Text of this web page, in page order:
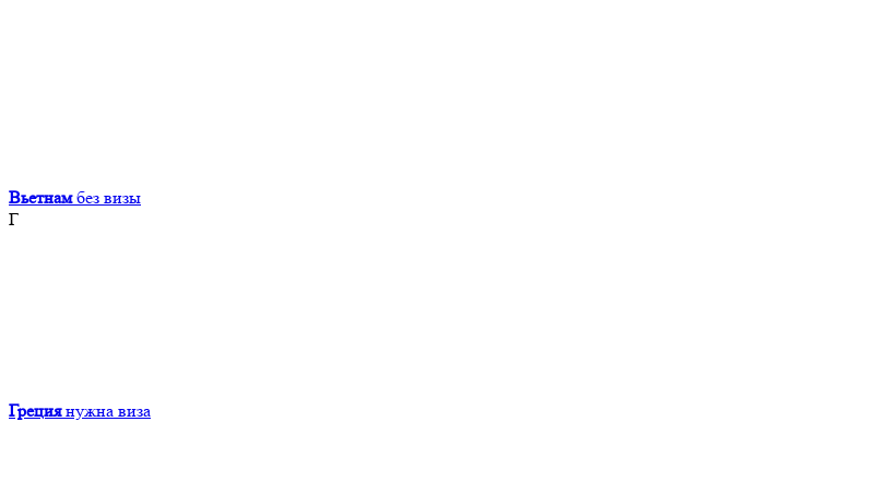
Вьетнам без визы
Г
Греция нужна виза